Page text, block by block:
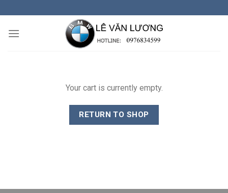
to
content
Your cart is currently empty.
RETURN TO SHOP